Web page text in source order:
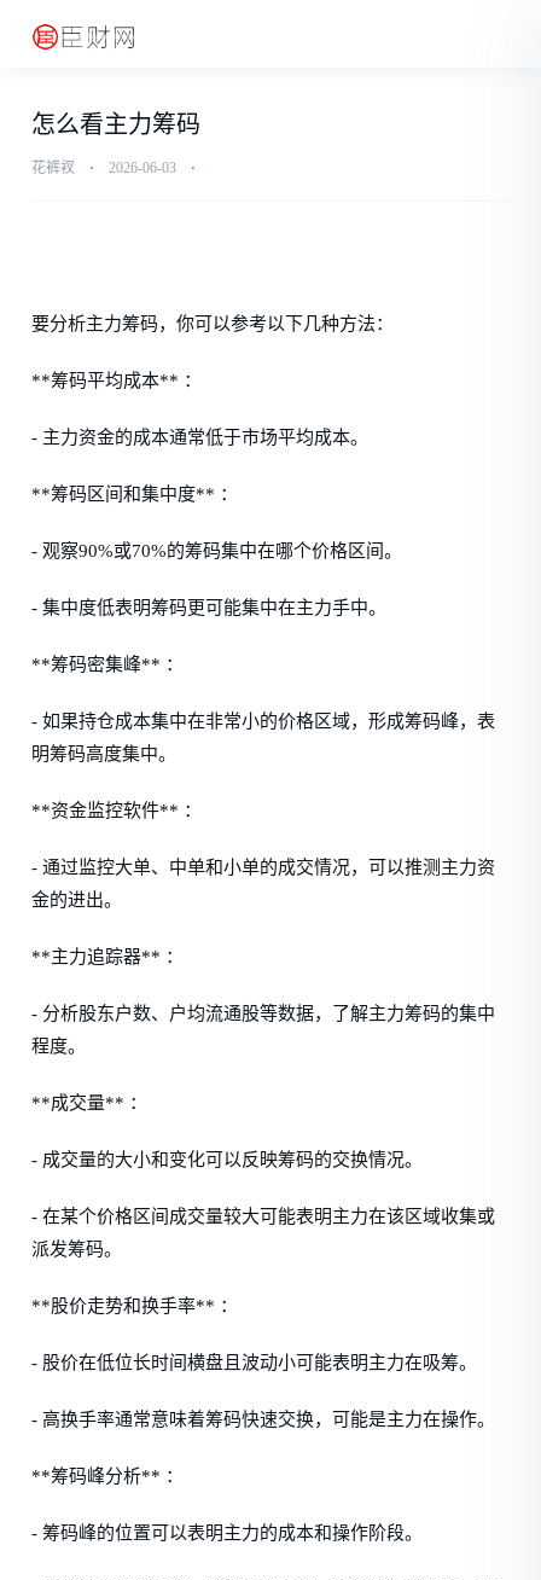
怎么看主力筹码
花裤衩 ⋅ 2026-06-03 ⋅
要分析主力筹码，你可以参考以下几种方法：
**筹码平均成本** ：
- 主力资金的成本通常低于市场平均成本。
**筹码区间和集中度** ：
- 观察90%或70%的筹码集中在哪个价格区间。
- 集中度低表明筹码更可能集中在主力手中。
**筹码密集峰** ：
- 如果持仓成本集中在非常小的价格区域，形成筹码峰，表
明筹码高度集中。
**资金监控软件** ：
- 通过监控大单、中单和小单的成交情况，可以推测主力资
金的进出。
**主力追踪器** ：
- 分析股东户数、户均流通股等数据，了解主力筹码的集中
程度。
**成交量** ：
- 成交量的大小和变化可以反映筹码的交换情况。
- 在某个价格区间成交量较大可能表明主力在该区域收集或
派发筹码。
**股价走势和换手率** ：
- 股价在低位长时间横盘且波动小可能表明主力在吸筹。
- 高换手率通常意味着筹码快速交换，可能是主力在操作。
**筹码峰分析** ：
- 筹码峰的位置可以表明主力的成本和操作阶段。